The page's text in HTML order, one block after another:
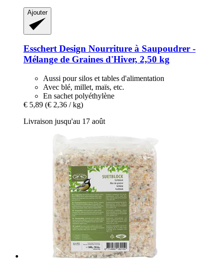
Ajouter
Esschert Design Nourriture à Saupoudrer -​
Mélange de Graines d'Hiver, 2,50 kg
Aussi pour silos et tables d'alimentation
Avec blé, millet, maïs, etc.
En sachet polyéthylène
€ 5,89 (€ 2,36 / kg)
Livraison jusqu'au 17 août